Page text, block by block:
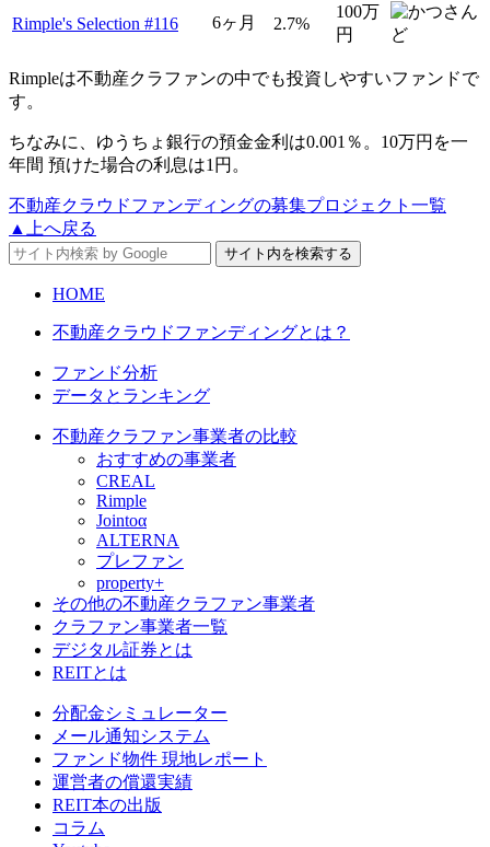
Rimple's Selection #116 6ヶ月 2.7%
100万
円
Rimpleは不動産クラファンの中でも投資しやすいファンドで
す。
ちなみに、ゆうちょ銀行の預金金利は0.001％。10万円を一
年間 預けた場合の利息は1円 。
不動産クラウドファンディングの募集プロジェクト一覧
▲上へ戻る
HOME
不動産クラウドファンディングとは？
ファンド分析
データとランキング
不動産クラファン事業者の比較
おすすめの事業者
CREAL
Rimple
Jointoα
ALTERNA
プレファン
property+
その他の不動産クラファン事業者
クラファン事業者一覧
デジタル証券とは
REITとは
分配金シミュレーター
メール通知システム
ファンド物件 現地レポート
運営者の償還実績
REIT本の出版
コラム